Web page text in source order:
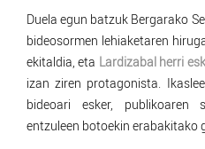
Duela egun batzuk Bergarako
bideosormen lehiaketaren
ekitaldia, eta Lardizabal herri
izan ziren protagonista.
bideoari esker,
entzuleen botoekin erabakitako